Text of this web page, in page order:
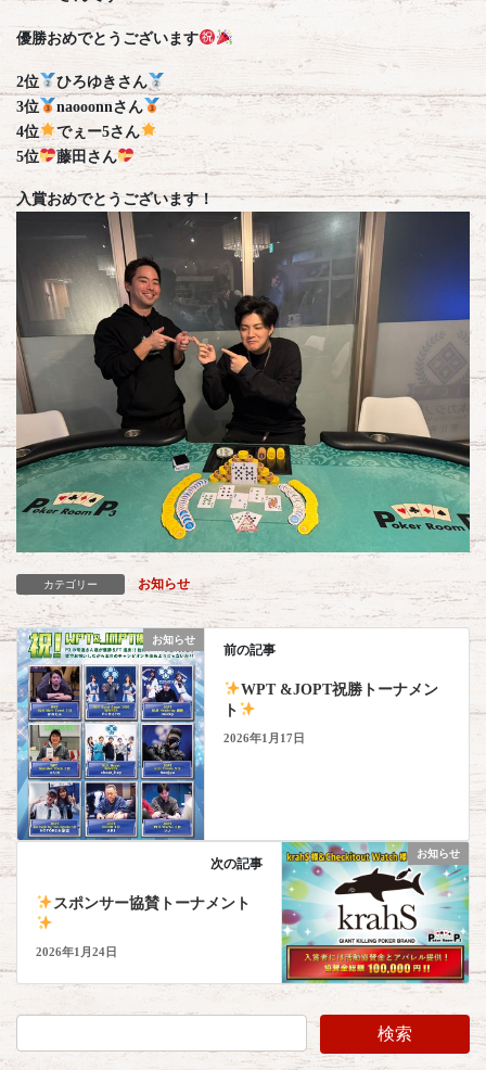
優勝おめでとうございます
2位
ひろゆきさん
3位
naooonnさん
4位
でぇー5さん
5位
藤田さん
入賞おめでとうございます！
カテゴリー お知らせ
お知らせ
前の記事
WPT &JOPT祝勝トーナメン
ト
2026年1月17日
お知らせ
次の記事
スポンサー協賛トーナメント
2026年1月24日